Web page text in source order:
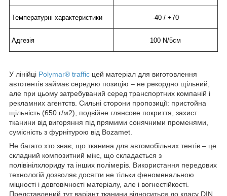
Температурні характеристики -40 / +70
Адгезія 100 N/5см
У лінійці Polymar® traffic цей матеріал для виготовлення
автотентів займає середню позицію – не рекордно щільний,
але при цьому затребуваний серед транспортних компаній і
рекламних агентств. Сильні сторони пропозиції: пристойна
щільність (650 г/м2), подвійне глянсове покриття, захист
тканини від вигоряння під прямими сонячними променями,
сумісність з фурнітурою від Bozamet.
Не багато хто знає, що тканина для автомобільних тентів – це
складний композитний мікс, що складається з
полівінілхлориду та інших полімерів. Використання передових
технологій дозволяє досягти не тільки феноменальною
міцності і довговічності матеріалу, але і вогнестійкості.
Представлений тут варіант тканини відноситься до класу DIN